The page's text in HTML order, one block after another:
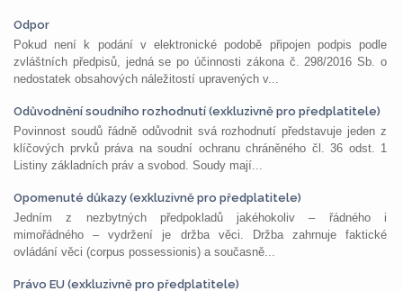
Odpor
Pokud není k podání v elektronické podobě připojen podpis podle
zvláštních předpisů, jedná se po účinnosti zákona č. 298/2016 Sb. o
nedostatek obsahových náležitostí upravených v...
Odůvodnění soudního rozhodnutí (exkluzivně pro předplatitele)
Povinnost soudů řádně odůvodnit svá rozhodnutí představuje jeden z
klíčových prvků práva na soudní ochranu chráněného čl. 36 odst. 1
Listiny základních práv a svobod. Soudy mají...
Opomenuté důkazy (exkluzivně pro předplatitele)
Jedním z nezbytných předpokladů jakéhokoliv – řádného i
mimořádného – vydržení je držba věci. Držba zahrnuje faktické
ovládání věci (corpus possessionis) a současně...
Právo EU (exkluzivně pro předplatitele)